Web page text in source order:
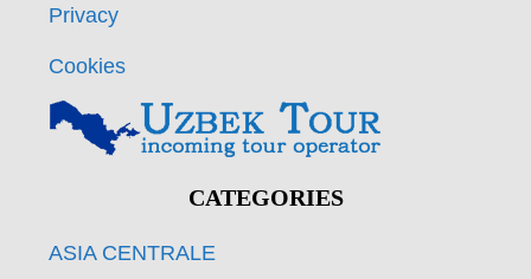
Privacy
Cookies
CATEGORIES
ASIA CENTRALE